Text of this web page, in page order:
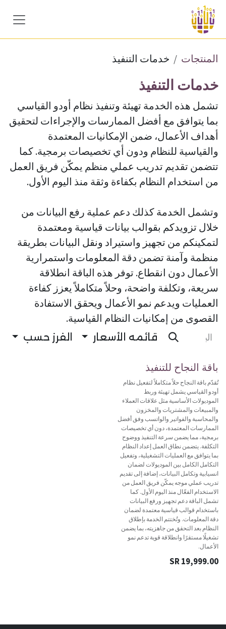
تخطي للذهاب إلى المحتوى
المنتجات خدمات التنفيذ
خدمات التنفيذ
تشمل هذه الخدمة تهيئة وتنفيذ نظام أودو القياسي
بما يتوافق مع أفضل الممارسات والإجراءات لتحقيق
أهداف الأعمال، ضمن الإمكانيات المعتمدة
والقياسية للنظام ودون أي تخصيصات برمجية. كما
تتضمن تقديم تدريب عملي منظم يمكّن فريق العمل
من استخدام النظام بكفاءة وثقة منذ اليوم الأول.
وتشمل الخدمة كذلك دعم عملية رفع البيانات من
خلال تزويدكم بقوالب بيانات قياسية ومعتمدة
لتمكينكم من تجهيز واستيراد ونقل البيانات بطريقة
منظمة وآمنة تضمن دقة المعلومات واستمرارية
الأعمال دون انقطاع. توفر هذه الباقة انطلاقة
سريعة، وتكلفة واضحة، وحلاً متكاملاً يعزز كفاءة
العمليات ويدعم نمو الأعمال ويحقق الاستفادة
القصوى من إمكانيات النظام القياسية.
قائمه الأسعار الفرز حسب
باقة النجاح للتنفيذ
تُقدّم باقة النجاح حلاً متكاملاً لتفعيل نظام
أودو القياسي يشمل تهيئة وربط
الموديولات الأساسية مثل علاقات العملاء
والمبيعات والمشتريات والمخزون
والمحاسبة والفواتير والواتسب وفق أفضل
الممارسات المعتمدة، دون أي تخصيصات
برمجية، مما يضمن سرعة التنفيذ ووضوح
التكلفة. يتضمن نطاق العمل إعداد النظام
بما يتوافق مع العمليات التشغيلية، وتفعيل
التكامل الكامل بين الموديولات لضمان
انسيابية وتكامل البيانات، إضافة إلى تقديم
تدريب عملي موجه يمكّن فريق العمل من
الاستخدام الفعّال منذ اليوم الأول. كما
تشمل الباقة دعم تجهيز ورفع البيانات
باستخدام قوالب قياسية معتمدة لضمان
دقة المعلومات. وتُختتم الخدمة بإطلاق
النظام بعد التحقق من جاهزيته، بما يضمن
تشغيلًا مستقرًا وانطلاقة قوية تدعم نمو
الأعمال.
19,999.00